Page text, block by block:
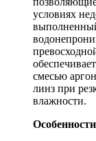
условиях
смесью
линз при
влажности.